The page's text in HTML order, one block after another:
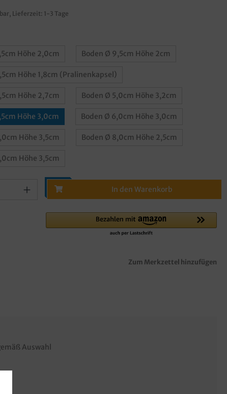
Lieferzeit: 1-3 Tage
Höhe 2,0cm
Boden Ø 9,5cm Höhe 2cm
Höhe 1,8cm (Pralinenkapsel)
Höhe 2,7cm Boden Ø 5,0cm Höhe 3,2cm
Höhe 3,0cm Boden Ø 6,0cm Höhe 3,0cm
Höhe 3,5cm Boden Ø 8,0cm Höhe 2,5cm
Höhe 3,5cm
In den Warenkorb
Zum Merkzettel hinzufügen
Auswahl